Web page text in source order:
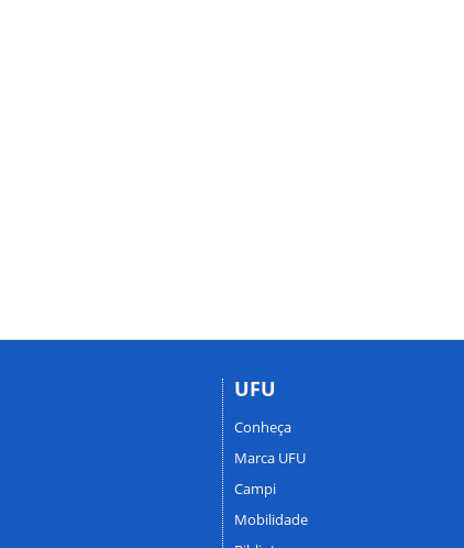
UFU
Conheça
Marca UFU
Campi
Mobilidade